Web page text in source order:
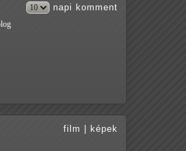
napi komment
film képek